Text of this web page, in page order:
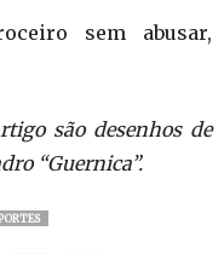
sem abusar,
são desenhos de
“Guernica”.